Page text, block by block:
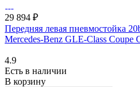
29 894 ₽
Передняя левая пневмостойка
Mercedes-Benz GLE-Class Coupe
4.9
Есть в наличии
В корзину